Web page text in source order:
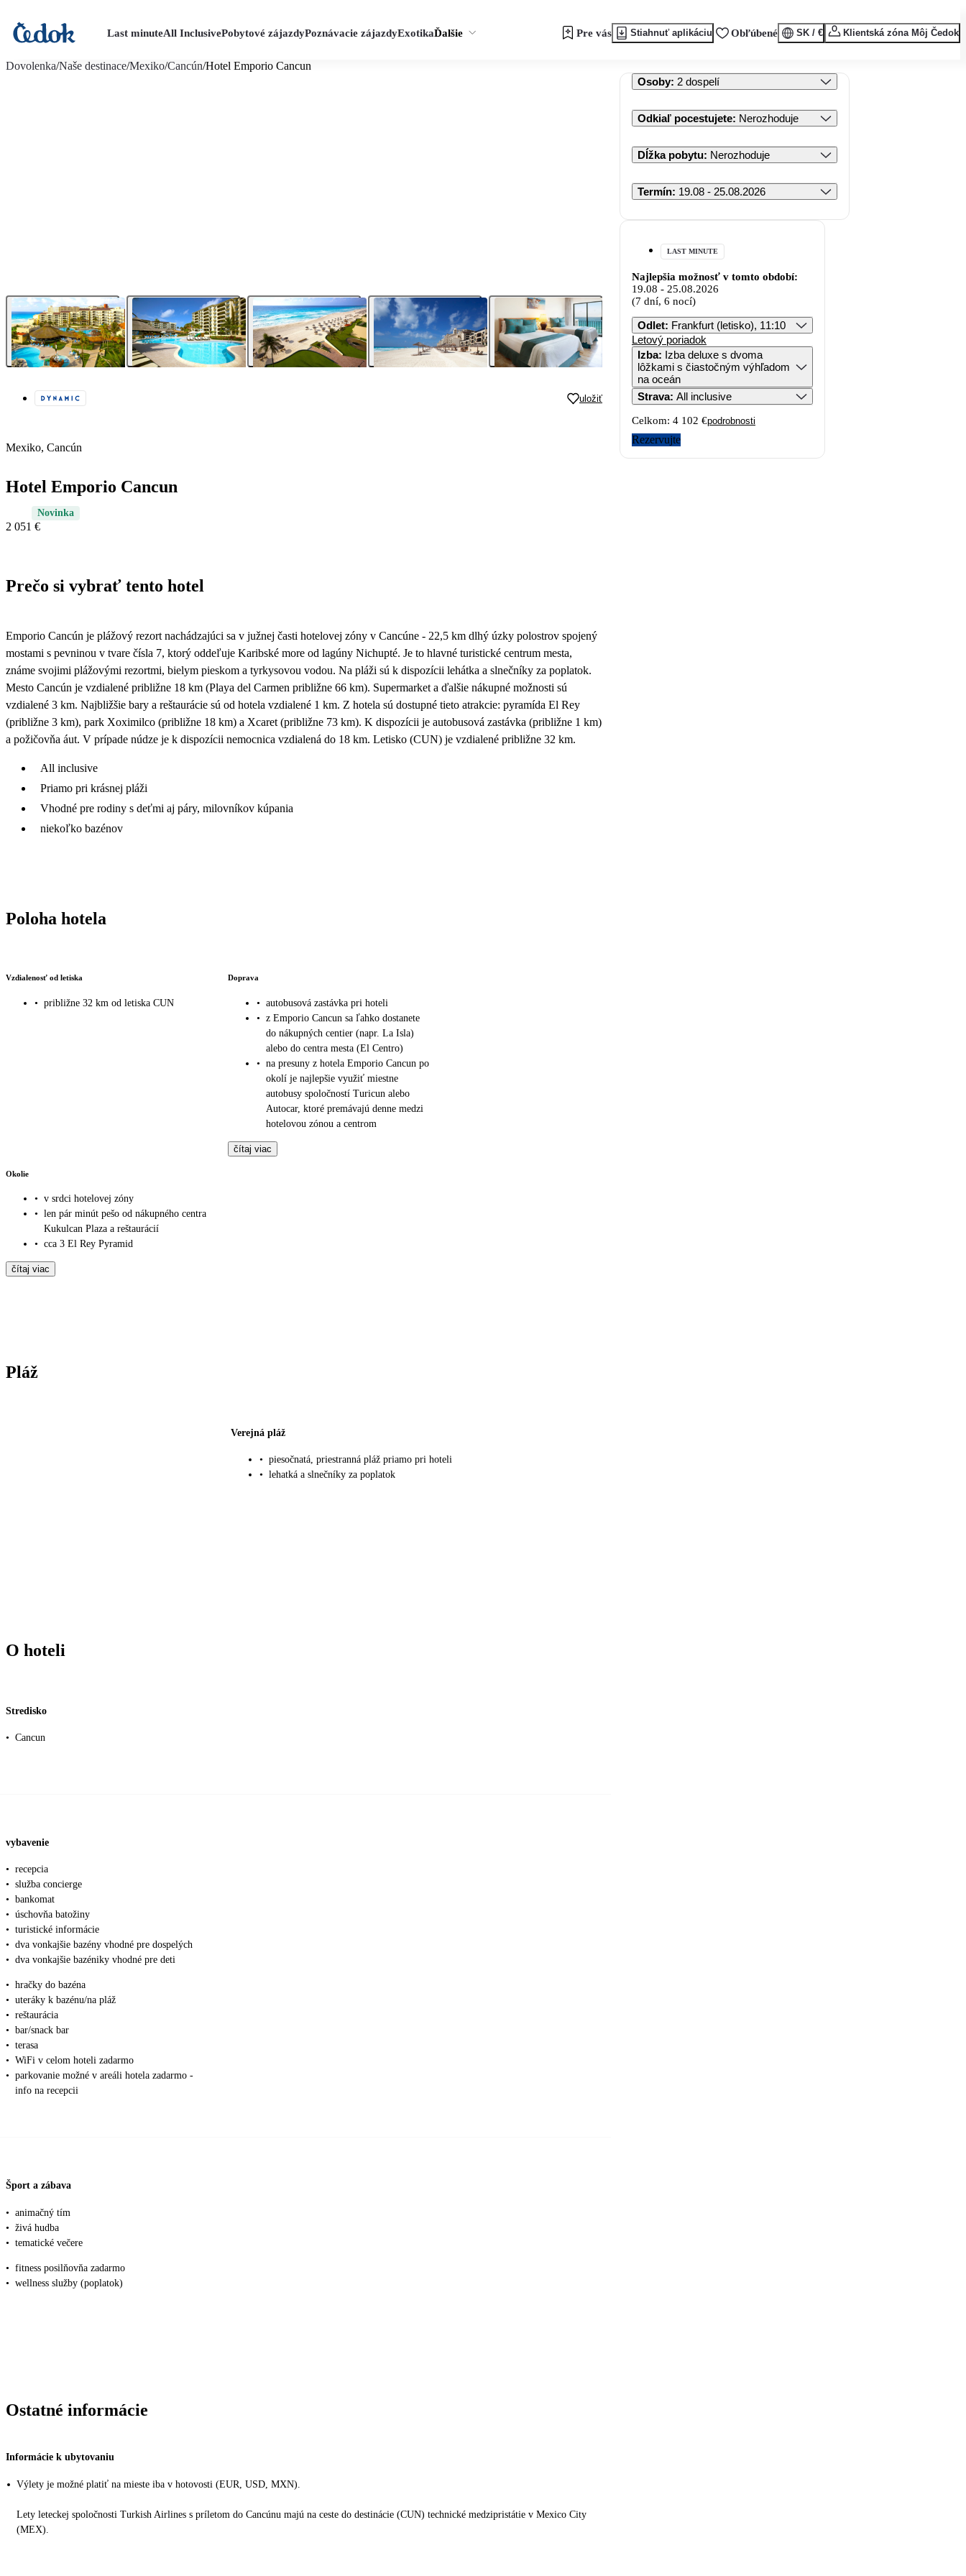
Last minuteAll InclusivePobytové zájazdyPoznávacie zájazdyExotikaĎalšie Pre vás Stiahnuť aplikáciu Obľúbené SK / € Klientská zóna Môj Čedok
Dovolenka/Naše destinace/Mexiko/Cancún/Hotel Emporio Cancun
uložiť
Mexiko, Cancún
Hotel Emporio Cancun
Novinka
2 051 €
Prečo si vybrať tento hotel
Emporio Cancún je plážový rezort nachádzajúci sa v južnej časti hotelovej zóny v Cancúne - 22,5 km dlhý úzky polostrov spojený
mostami s pevninou v tvare čísla 7, ktorý oddeľuje Karibské more od lagúny Nichupté. Je to hlavné turistické centrum mesta,
známe svojimi plážovými rezortmi, bielym pieskom a tyrkysovou vodou. Na pláži sú k dispozícii lehátka a slnečníky za poplatok.
Mesto Cancún je vzdialené približne 18 km (Playa del Carmen približne 66 km). Supermarket a ďalšie nákupné možnosti sú
vzdialené 3 km. Najbližšie bary a reštaurácie sú od hotela vzdialené 1 km. Z hotela sú dostupné tieto atrakcie: pyramída El Rey
(približne 3 km), park Xoximilco (približne 18 km) a Xcaret (približne 73 km). K dispozícii je autobusová zastávka (približne 1 km)
a požičovňa áut. V prípade núdze je k dispozícii nemocnica vzdialená do 18 km. Letisko (CUN) je vzdialené približne 32 km.
All inclusive
Priamo pri krásnej pláži
Vhodné pre rodiny s deťmi aj páry, milovníkov kúpania
niekoľko bazénov
Poloha hotela
Vzdialenosť od letiska
• približne 32 km od letiska CUN
Doprava
• autobusová zastávka pri hoteli
• z Emporio Cancun sa ľahko dostanete
do nákupných centier (napr. La Isla)
alebo do centra mesta (El Centro)
• na presuny z hotela Emporio Cancun po
okolí je najlepšie využiť miestne
autobusy spoločností Turicun alebo
Autocar, ktoré premávajú denne medzi
hotelovou zónou a centrom
čítaj viac
Okolie
• v srdci hotelovej zóny
• len pár minút pešo od nákupného centra
Kukulcan Plaza a reštaurácií
• cca 3 El Rey Pyramid
čítaj viac
Pláž
Verejná pláž
• piesočnatá, priestranná pláž priamo pri hoteli
• lehatká a slnečníky za poplatok
O hoteli
Stredisko
• Cancun
vybavenie
• recepcia
• služba concierge
• bankomat
• úschovňa batožiny
• turistické informácie
• dva vonkajšie bazény vhodné pre dospelých
• dva vonkajšie bazéniky vhodné pre deti
• hračky do bazéna
• uteráky k bazénu/na pláž
• reštaurácia
• bar/snack bar
• terasa
• WiFi v celom hoteli zadarmo
• parkovanie možné v areáli hotela zadarmo -
info na recepcii
Šport a zábava
• animačný tím
• živá hudba
• tematické večere
• fitness posilňovňa zadarmo
• wellness služby (poplatok)
Ostatné informácie
Informácie k ubytovaniu
Výlety je možné platiť na mieste iba v hotovosti (EUR, USD, MXN).
Lety leteckej spoločnosti Turkish Airlines s príletom do Cancúnu majú na ceste do destinácie (CUN) technické medzipristátie v Mexico City
(MEX).
Osoby: 2 dospelí
Odkiaľ pocestujete: Nerozhoduje
Dĺžka pobytu: Nerozhoduje
Termín: 19.08 - 25.08.2026
LAST MINUTE
Najlepšia možnosť v tomto období:
19.08 - 25.08.2026
(7 dní, 6 nocí)
Odlet: Frankfurt (letisko), 11:10
Letový poriadok
Izba: Izba deluxe s dvoma
lôžkami s čiastočným výhľadom
na oceán
Strava: All inclusive
Celkom: 4 102 €podrobnosti
Rezervujte